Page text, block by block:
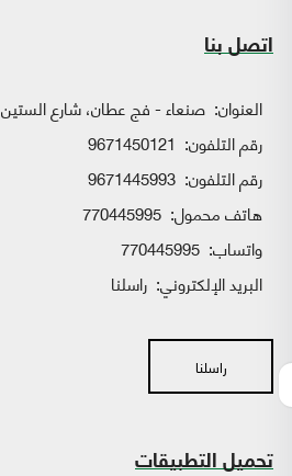
اتصل بنا
العنوان: صنعاء - فج عطان، شارع الستين
رقم التلفون: 9671450121
رقم التلفون: 9671445993
هاتف محمول: 770445995
واتساب:
البريد الإلكتروني: راسلنا
راسلنا
تحميل التطبيقات